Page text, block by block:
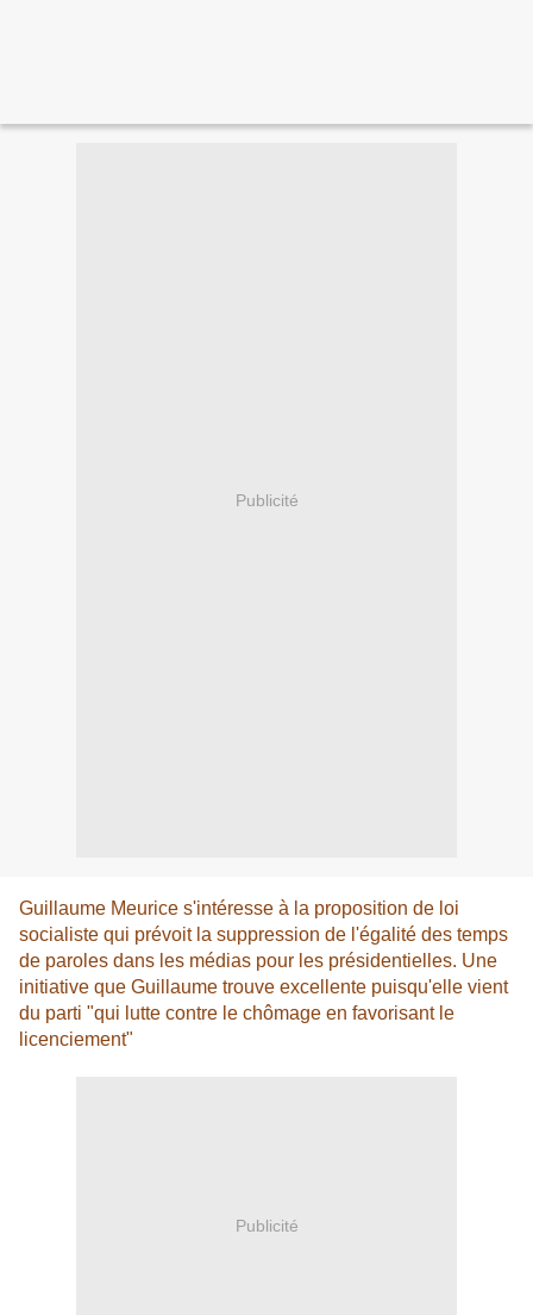
Publicité
Guillaume Meurice s'intéresse à la proposition de loi
socialiste qui prévoit la suppression de l'égalité des temps
de paroles dans les médias pour les présidentielles. Une
initiative que Guillaume trouve excellente puisqu'elle vient
du parti "qui lutte contre le chômage en favorisant le
licenciement"
Publicité